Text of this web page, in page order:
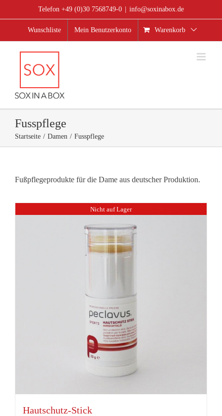
Telefon +49 (0)30 7568749-0 info@soxinabox.de
Wunschliste Mein Benutzerkonto Warenkorb
Fusspflege
Startseite Damen Fusspflege
Fußpflegeprodukte für die Dame aus deutscher Produktion.
Nicht auf Lager
Hautschutz-Stick